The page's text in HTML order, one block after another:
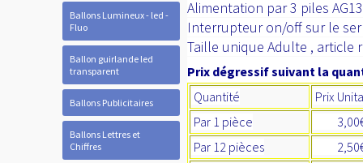
Ballons Lumineux - led -
Fluo
Ballon guirlande led
transparent
Ballons Publicitaires
Ballons Lettres et
Chiffres
Alimentation par 3 piles
Interrupteur on/off sur le
Taille unique Adulte , article
Prix dégressif suivant la
Quantité
Prix
Par 1 pièce
Par 12 pièces